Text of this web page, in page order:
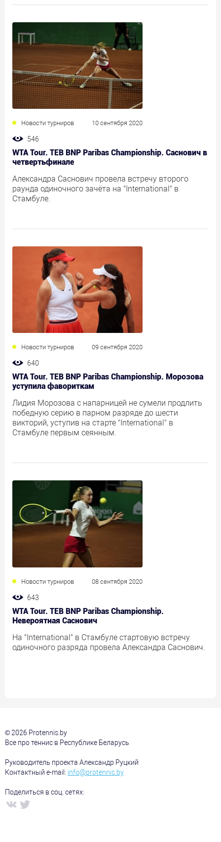
Новости турниров 10 сентября 2020
546
WTA Tour. TEB BNP Paribas Championship. Саснович в
четвертьфинале
Александра Саснович провела встречу второго
раунда одиночного зачёта на "International" в
Стамбуле.
Новости турниров 09 сентября 2020
640
WTA Tour. TEB BNP Paribas Championship. Морозова
уступила фавориткам
Лидия Морозова с напарницей не сумели продлить
победную серию в парном разряде до шести
викторий, уступив на старте "International" в
Стамбуле первым сеянным.
Новости турниров 08 сентября 2020
643
WTA Tour. TEB BNP Paribas Championship.
Невероятная Саснович
На "International" в Стамбуле стартовую встречу
одиночного разряда провела Александра Саснович.
© 2026 Protennis.by
Все про теннис в Республике Беларусь
Руководитель проекта Александр Руцкий
Контактный e-mail: info@protennis.by
Поделиться в соц. сетях: